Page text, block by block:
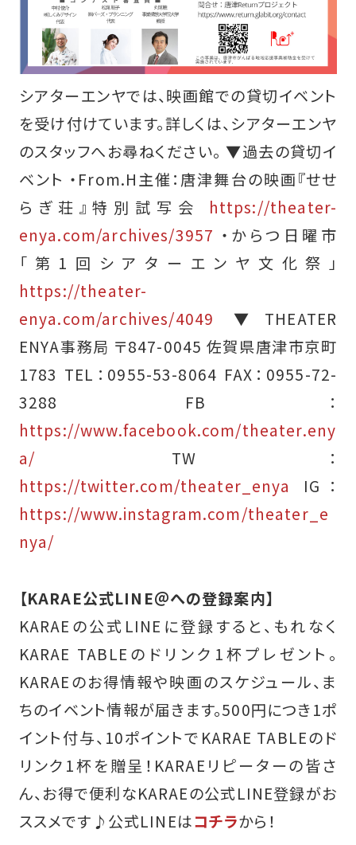
シアターエンヤでは、映画館での貸切イベント
を受け付けています。詳しくは、シアターエンヤ
のスタッフへお尋ねください。 ▼過去の貸切イ
ベント ・From.H主催：唐津舞台の映画『せせ
らぎ荘』特別試写会 https://theater-
enya.com/archives/3957 ・からつ日曜市
「第1回シアターエンヤ文化祭」
https://theater-
enya.com/archives/4049 ▼THEATER
ENYA事務局 〒847-0045 佐賀県唐津市京町
1783 TEL：0955-53-8064 FAX：0955-72-
3288 FB：
https://www.facebook.com/theater.eny
a/ TW：
https://twitter.com/theater_enya
IG：
https://www.instagram.com/theater_e
nya/
【KARAE公式LINE＠への登録案内】
KARAEの公式LINEに登録すると、もれなく
KARAE TABLEのドリンク1杯プレゼント。
KARAEのお得情報や映画のスケジュール、ま
ちのイベント情報が届きます。500円につき1ポ
イント付与、10ポイントでKARAE TABLEのド
リンク1杯を贈呈！KARAEリピーターの皆さ
ん、お得で便利なKARAEの公式LINE登録がお
ススメです♪ 公式LINEはコチラから！